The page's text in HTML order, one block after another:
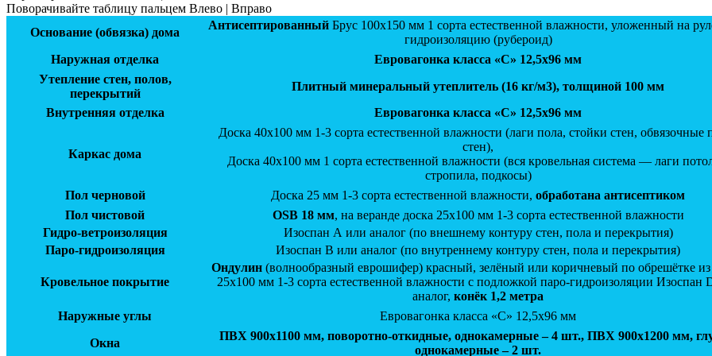
Поворачивайте таблицу пальцем Влево | Вправо
Основание (обвязка) дома
Антисептированный Брус 100х150 мм 1 сорта естественной влажности, уложенный на
гидроизоляцию (рубероид)
Наружная отделка
Евровагонка класса «С» 12,5х96 мм
Утепление стен, полов,
перекрытий
Плитный минеральный утеплитель (16 кг/м3), толщиной 100 мм
Внутренняя отделка
Евровагонка класса «С» 12,5х96 мм
Каркас дома
Доска 40х100 мм 1-3 сорта естественной влажности (лаги пола, стойки стен, обвязочные
стен),
Доска 40х100 мм 1 сорта естественной влажности (вся кровельная система — лаги
стропила, подкосы)
Пол черновой
Доска 25 мм 1-3 сорта естественной влажности, обработана антисептиком
Пол чистовой
OSB 18 мм, на веранде доска 25х100 мм 1-3 сорта естественной влажности
Гидро-ветроизоляция
Изоспан А или аналог (по внешнему контуру стен, пола и перекрытия)
Паро-гидроизоляция
Изоспан В или аналог (по внутреннему контуру стен, пола и перекрытия)
Кровельное покрытие
Ондулин (волнообразный еврошифер) красный, зелёный или коричневый по обрешётке из
25х100 мм 1-3 сорта естественной влажности с подложкой паро-гидроизоляции Изоспан
аналог, конёк 1,2 метра
Наружные углы
Евровагонка класса «С» 12,5х96 мм
Окна
ПВХ 900х1100 мм, поворотно-откидные, однокамерные – 4 шт., ПВХ 900х1200 мм,
однокамерные – 2 шт.